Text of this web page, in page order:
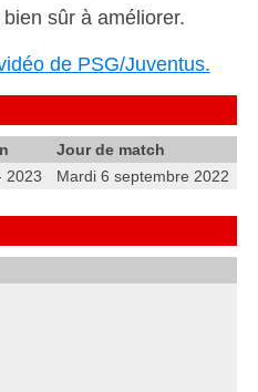
sûr à améliorer.
de PSG/Juventus.
Jour de match
2023 Mardi 6 septembre 2022